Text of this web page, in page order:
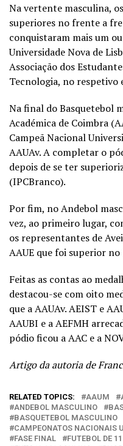
Na vertente masculina,
superiores no frente a
conquistaram mais um
Universidade Nova de
Associação dos
Tecnologia, no respetivo
Na final do Basquetebol
Académica de Coimbra
Campeã Nacional
AAUAv. A completar o
depois de se ter
(IPCBranco).
Por fim, no Andebol
vez, ao primeiro lugar,
os representantes de
AAUE que foi superior
Feitas as contas ao
destacou-se com oito
que a AAUAv. AEIST e
AAUBI e a AEFMH
pódio ficou a AAC e a
Artigo da autoria de
RELATED TOPICS: AAUM
ANDEBOL MASCULINO
BASQUETEBOL MASCULINO
CAMPEONATOS NACIONAIS
FASE FINAL
FUTEBOL DE 11